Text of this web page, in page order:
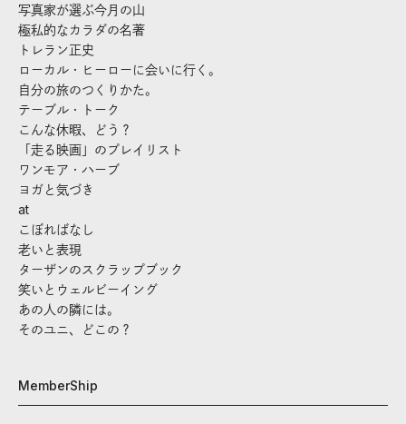
写真家が選ぶ今月の山
極私的なカラダの名著
トレラン正史
ローカル・ヒーローに会いに行く。
自分の旅のつくりかた。
テーブル・トーク
こんな休暇、どう？
「走る映画」のプレイリスト
ワンモア・ハーブ
ヨガと気づき
at
こぼればなし
老いと表現
ターザンのスクラップブック
笑いとウェルビーイング
あの人の隣には。
そのユニ、どこの？
MemberShip